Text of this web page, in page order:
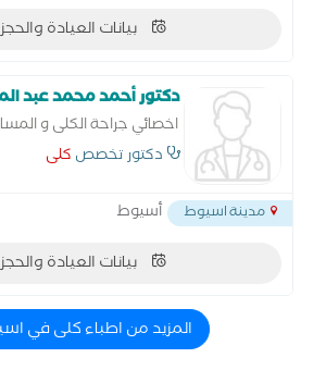
بيانات العيادة والحجز
دكتور أحمد محمد عبد
اخصائي جراحة الكلى و
كلى متخصص في استئصال
البطن - الغسيل البريتوني -
دكتور تخصص كلى
مدينة اسيوط أسيوط
بيانات العيادة والحجز
المزيد من اطباء كلى في